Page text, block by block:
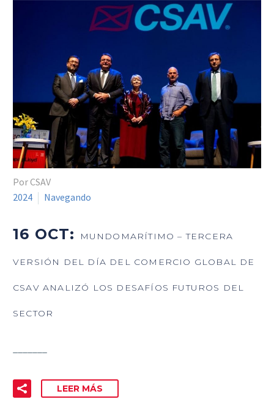
Por CSAV
2024
Navegando
16 OCT: MUNDOMARÍTIMO – TERCERA
VERSIÓN DEL DÍA DEL COMERCIO GLOBAL DE
CSAV ANALIZÓ LOS DESAFÍOS FUTUROS DEL
SECTOR
LEER MÁS